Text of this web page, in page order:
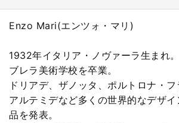
Enzo Mari(エンツォ・マリ)
1932年イタリア・ノヴァーラ生まれ。
ブレラ美術学校を卒業。
ドリアデ、ザノッタ、ポルトロナ・フ
アルテミデなど多くの世界的なデザ
品を発表。